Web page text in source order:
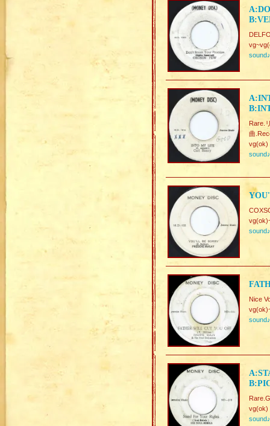
sound♪
Rare.
曲
vg(ok)
sound♪
sound♪
Nice
sound♪
vg(ok)
sound♪